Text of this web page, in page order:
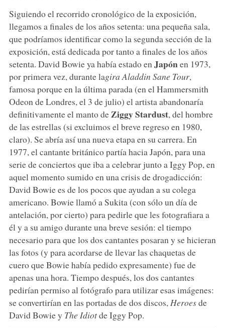
Siguiendo el recorrido cronológico de la exposición,
llegamos a finales de los años setenta: una pequeña sala,
que podríamos identificar como la segunda sección de la
exposición, está dedicada por tanto a finales de los años
setenta. David Bowie ya había estado en Japónen 1973,
por primera vez, durante lagira Aladdin Sane Tour,
famosa porque en la última parada (en el Hammersmith
Odeon de Londres, el 3 de julio) el artista abandonaría
definitivamente el manto deZiggy Stardust, del hombre
de las estrellas (si excluimos el breve regreso en 1980,
claro). Se abría así una nueva etapa en su carrera. En
1977, el cantante británico partía hacia Japón, para una
serie de conciertos que iba a celebrar junto a Iggy Pop, en
aquel momento sumido en una crisis de drogadicción:
David Bowie es de los pocos que ayudan a su colega
americano. Bowie llamó a Sukita (con sólo un día de
antelación, por cierto) para pedirle que les fotografiara a
él y a su amigo durante una breve sesión: el tiempo
necesario para que los dos cantantes posaran y se hicieran
las fotos (y para acordarse de llevar las chaquetas de
cuero que Bowie había pedido expresamente) fue de
apenas una hora. Tiempo después, los dos cantantes
pedirían permiso al fotógrafo para utilizar esas imágenes:
se convertirían en las portadas de dos discos, Heroesde
David Bowie y The Idiotde Iggy Pop.